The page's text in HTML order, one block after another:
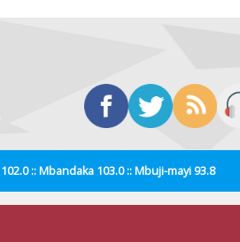
:: Mbandaka 103.0 :: Mbuji-mayi 93.8